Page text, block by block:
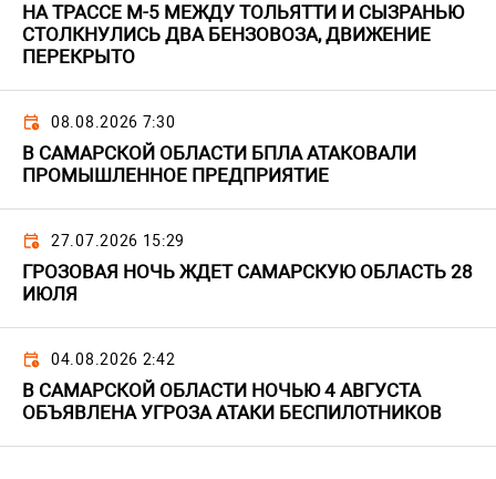
НА ТРАССЕ М-5 МЕЖДУ ТОЛЬЯТТИ И СЫЗРАНЬЮ
СТОЛКНУЛИСЬ ДВА БЕНЗОВОЗА, ДВИЖЕНИЕ
ПЕРЕКРЫТО
08.08.2026 7:30
В САМАРСКОЙ ОБЛАСТИ БПЛА АТАКОВАЛИ
ПРОМЫШЛЕННОЕ ПРЕДПРИЯТИЕ
27.07.2026 15:29
ГРОЗОВАЯ НОЧЬ ЖДЕТ САМАРСКУЮ ОБЛАСТЬ 28
ИЮЛЯ
04.08.2026 2:42
В САМАРСКОЙ ОБЛАСТИ НОЧЬЮ 4 АВГУСТА
ОБЪЯВЛЕНА УГРОЗА АТАКИ БЕСПИЛОТНИКОВ